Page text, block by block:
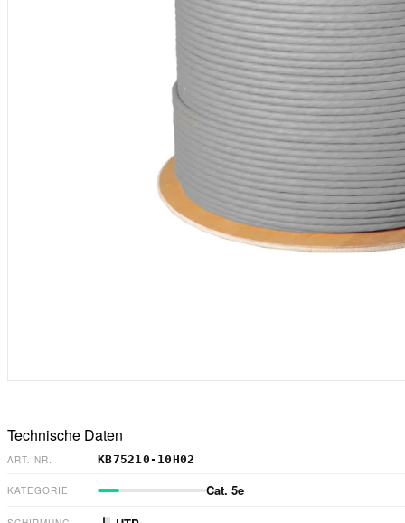
Technische Daten
ART.-NR. KB75210-10H02
KATEGORIE Cat. 5e